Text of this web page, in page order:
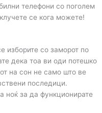
телефони со поголем
се кога можете!
изборите со заморот по
дека тоа ви оди потешко
на сон не само што ве
последици.
ноќ за да функционирате